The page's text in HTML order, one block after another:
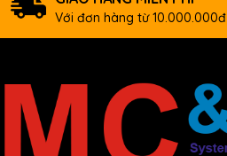
Với đơn hàng từ 10.000.000đ